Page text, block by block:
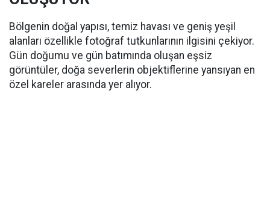
Bölgenin doğal yapısı, temiz havası ve geniş yeşil
alanları özellikle fotoğraf tutkunlarının ilgisini çekiyor.
Gün doğumu ve gün batımında oluşan eşsiz
görüntüler, doğa severlerin objektiflerine yansıyan en
özel kareler arasında yer alıyor.